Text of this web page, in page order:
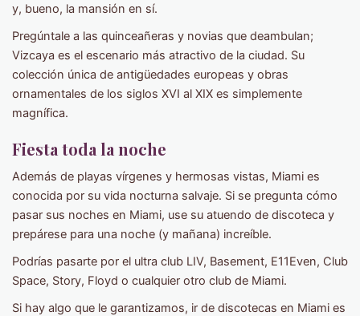
y, bueno, la mansión en sí.
Pregúntale a las quinceañeras y novias que deambulan;
Vizcaya es el escenario más atractivo de la ciudad. Su
colección única de antigüedades europeas y obras
ornamentales de los siglos XVI al XIX es simplemente
magnífica.
Fiesta toda la noche
Además de playas vírgenes y hermosas vistas, Miami es
conocida por su vida nocturna salvaje. Si se pregunta cómo
pasar sus noches en Miami, use su atuendo de discoteca y
prepárese para una noche (y mañana) increíble.
Podrías pasarte por el ultra club LIV, Basement, E11Even, Club
Space, Story, Floyd o cualquier otro club de Miami.
Si hay algo que le garantizamos, ir de discotecas en Miami es